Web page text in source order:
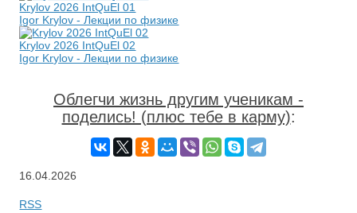
Krylov 2026 IntQuEl 01
Igor Krylov - Лекции по физике
Krylov 2026 IntQuEl 02
Igor Krylov - Лекции по физике
Облегчи жизнь другим ученикам -
поделись! (плюс тебе в карму):
16.04.2026
RSS